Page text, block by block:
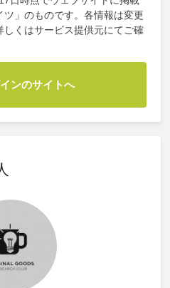
ツ」のものです。各情報は変更
しくはサービス提供元にてご確
ンのサイトへ